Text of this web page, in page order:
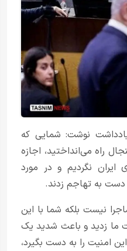
نوشت: شمایی که
راه می‌انداختید، اجازه
ایران نگردیم و در مورد
دست به تهاجم زدند.
نیست بلکه شما با این
ما زدید و باعث شدید یک
امنیت را به دست بگیرد،